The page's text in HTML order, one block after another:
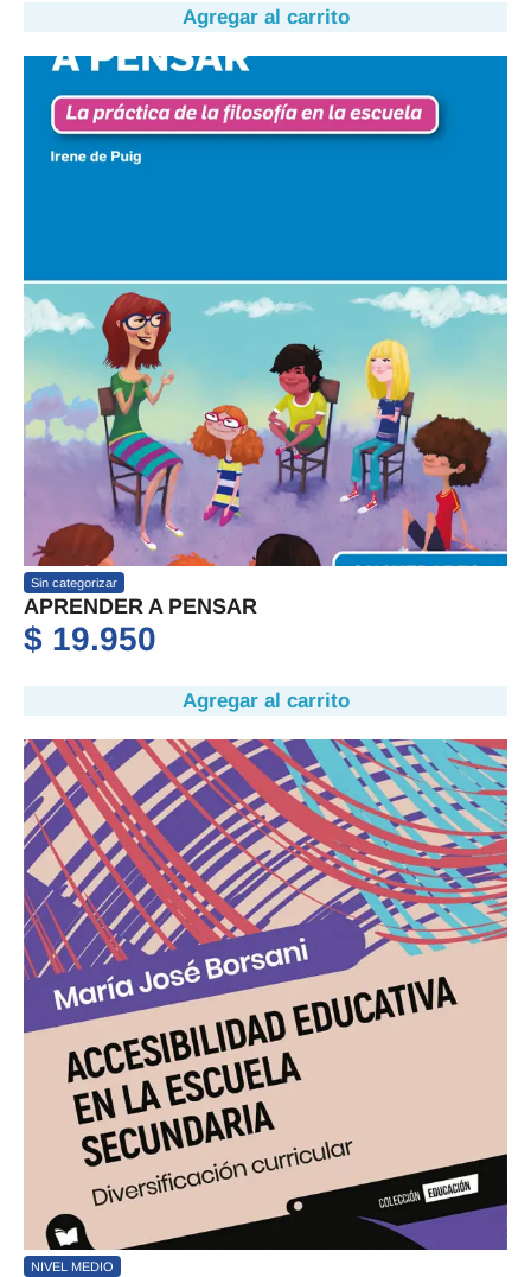
Agregar al carrito
Sin categorizar
APRENDER A PENSAR
$ 19.950
Agregar al carrito
NIVEL MEDIO